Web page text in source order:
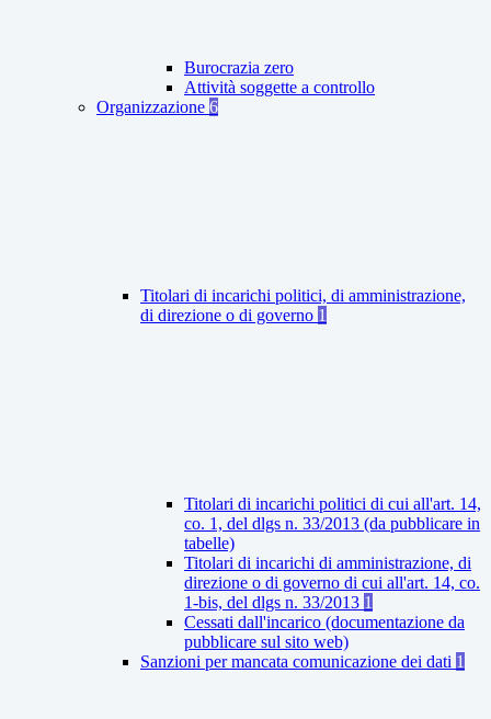
Burocrazia zero
Attività soggette a controllo
Organizzazione 6
Titolari di incarichi politici, di amministrazione,
di direzione o di governo 1
Titolari di incarichi politici di cui all'art. 14,
co. 1, del dlgs n. 33/2013 (da pubblicare in
tabelle)
Titolari di incarichi di amministrazione, di
direzione o di governo di cui all'art. 14, co.
1-bis, del dlgs n. 33/2013 1
Cessati dall'incarico (documentazione da
pubblicare sul sito web)
Sanzioni per mancata comunicazione dei dati 1